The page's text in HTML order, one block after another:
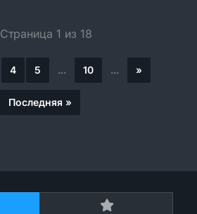
Страница 1 из 18
4 5 ... 10 ... »
Последняя »